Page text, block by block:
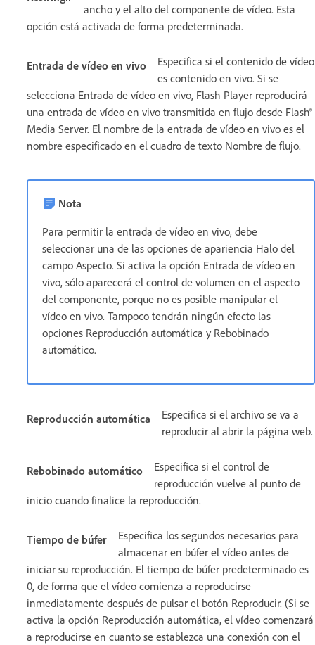
ancho y el alto del componente de vídeo. Esta
opción está activada de forma predeterminada.
Entrada de vídeo en vivo
Especifica si el contenido de vídeo
es contenido en vivo. Si se
selecciona Entrada de vídeo en vivo, Flash Player reproducirá
una entrada de vídeo en vivo transmitida en flujo desde Flash®
Media Server. El nombre de la entrada de vídeo en vivo es el
nombre especificado en el cuadro de texto Nombre de flujo.
Nota
Para permitir la entrada de vídeo en vivo, debe
seleccionar una de las opciones de apariencia Halo del
campo Aspecto. Si activa la opción Entrada de vídeo en
vivo, sólo aparecerá el control de volumen en el aspecto
del componente, porque no es posible manipular el
vídeo en vivo. Tampoco tendrán ningún efecto las
opciones Reproducción automática y Rebobinado
automático.
Reproducción automática
Especifica si el archivo se va a
reproducir al abrir la página web.
Rebobinado automático
Especifica si el control de
reproducción vuelve al punto de
inicio cuando finalice la reproducción.
Tiempo de búfer
Especifica los segundos necesarios para
almacenar en búfer el vídeo antes de
iniciar su reproducción. El tiempo de búfer predeterminado es
0, de forma que el vídeo comienza a reproducirse
inmediatamente después de pulsar el botón Reproducir. (Si se
activa la opción Reproducción automática, el vídeo comenzará
a reproducirse en cuanto se establezca una conexión con el